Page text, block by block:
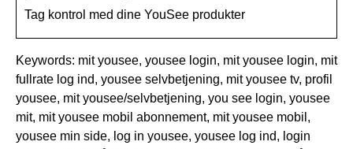
Tag kontrol med dine YouSee produkter
Keywords: mit yousee, yousee login, mit yousee login, mit
fullrate log ind, yousee selvbetjening, mit yousee tv, profil
yousee, mit yousee/selvbetjening, you see login, yousee
mit, mit yousee mobil abonnement, mit yousee mobil,
yousee min side, log in yousee, yousee log ind, login